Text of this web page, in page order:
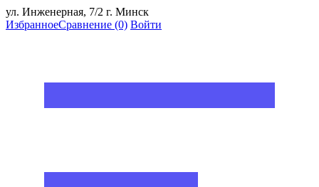
ул. Инженерная, 7/2 г. Минск
ИзбранноеСравнение (0) Войти